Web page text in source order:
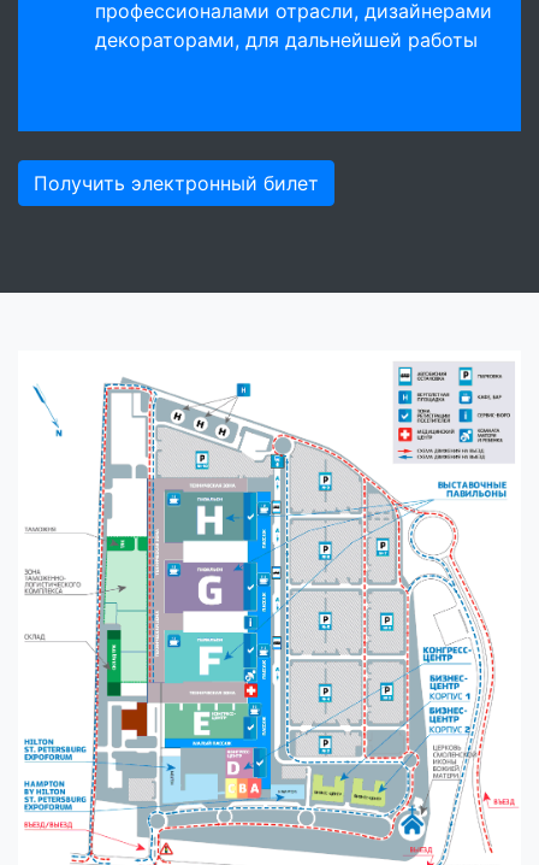
профессионалами отрасли, дизайнерами
декораторами, для дальнейшей работы
Получить электронный билет